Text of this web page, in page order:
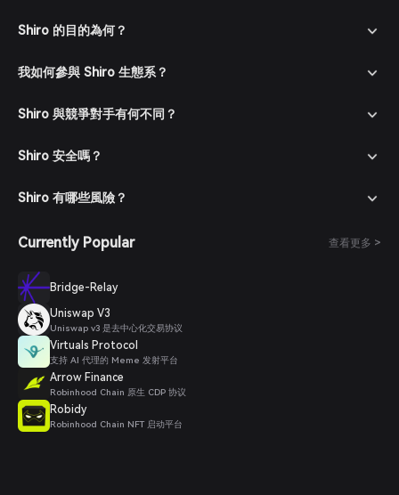
Shiro 的目的為何？
我如何參與 Shiro 生態系？
Shiro 與競爭對手有何不同？
Shiro 安全嗎？
Shiro 有哪些風險？
Currently Popular 查看更多 >
Bridge-Relay
Uniswap V3
Uniswap v3 是去中心化交易协议
Virtuals Protocol
支持 AI 代理的 Meme 发射平台
Arrow Finance
Robinhood Chain 原生 CDP 协议
Robidy
Robinhood Chain NFT 启动平台